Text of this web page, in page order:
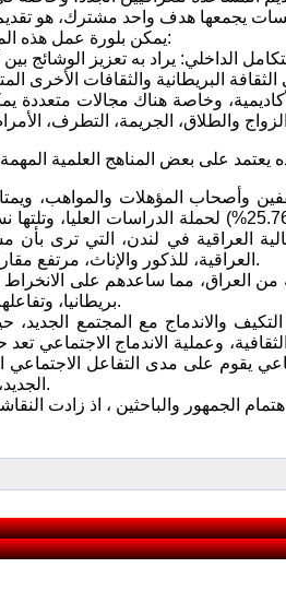
- يمكن بلورة عمل هذه المؤسسات من خلال توجهين:
وخاصة هناك مجالات متعددة
وأصحاب المؤهلات والمواهب،
العراقية في لندن، التي ترى بأن
العراقية، للذكور والإناث، مرتفع مقارنة مع بعض الجاليات الأخرى.
من العراق، مما ساعدهم على
بريطانيا، وتفاعلهم مع روافد الثقافة المتنوعة.
والاندماج مع المجتمع الجديد،
وعملية الاندماج الاجتماعي
يقوم على مدى التفاعل الاجتماعي
الجديد، وما درجة ارتباطه وولائه له.